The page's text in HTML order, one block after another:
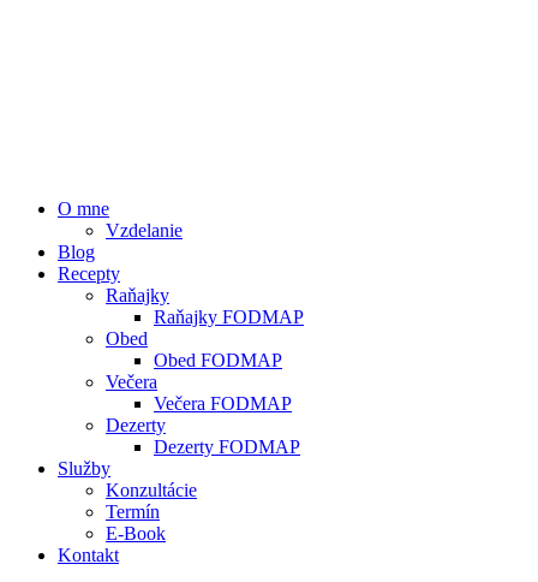
O mne
Vzdelanie
Blog
Recepty
Raňajky
Raňajky FODMAP
Obed
Obed FODMAP
Večera
Večera FODMAP
Dezerty
Dezerty FODMAP
Služby
Konzultácie
Termín
E-Book
Kontakt